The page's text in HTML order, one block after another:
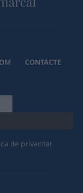
CONTACTE
de privacitat